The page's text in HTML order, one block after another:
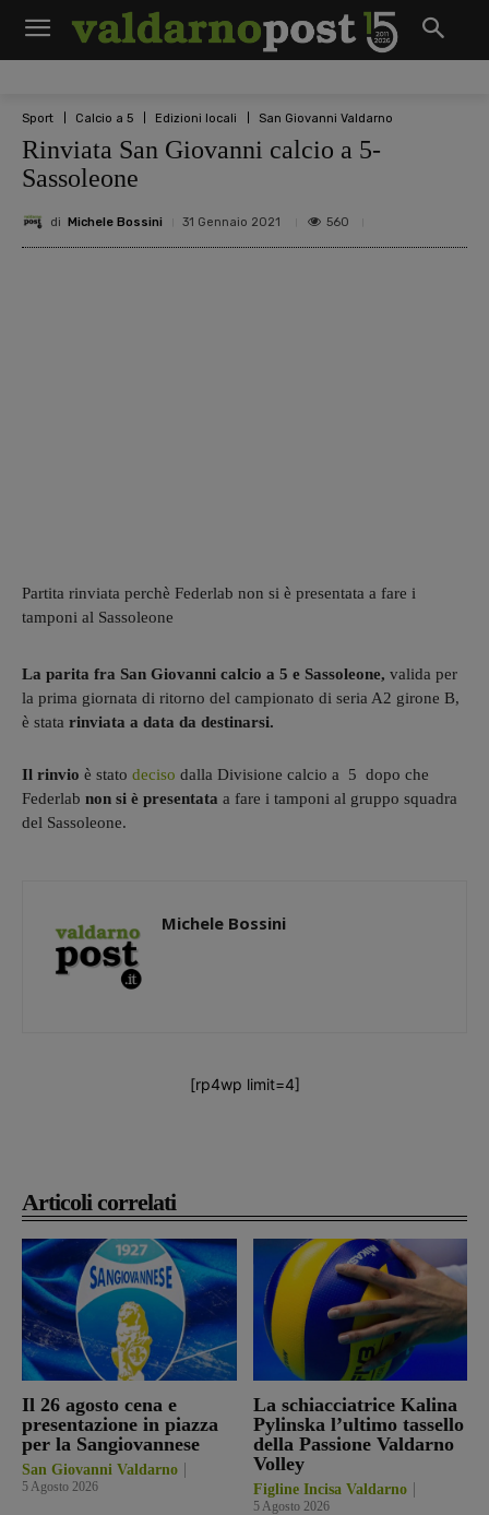
Sport Calcio a 5 Edizioni locali San Giovanni Valdarno
Rinviata San Giovanni calcio a 5-
Sassoleone
di Michele Bossini 31 Gennaio 2021 560
Articoli correlati
Il 26 agosto cena e
presentazione in piazza
per la Sangiovannese
San Giovanni Valdarno
5 Agosto 2026
La schiacciatrice Kalina
Pylinska l’ultimo tassello
della Passione Valdarno
Volley
Figline Incisa Valdarno
5 Agosto 2026
Partita rinviata perchè Federlab non si è presentata a fare i
tamponi al Sassoleone
La parita fra San Giovanni calcio a 5 e Sassoleone, valida per
la prima giornata di ritorno del campionato di seria A2 girone B,
è stata rinviata a data da destinarsi.
Il rinvio è stato deciso dalla Divisione calcio a 5 dopo che
Federlab non si è presentata a fare i tamponi al gruppo squadra
del Sassoleone.
Michele Bossini
[rp4wp limit=4]